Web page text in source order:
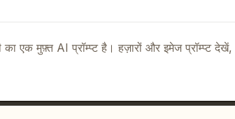
का एक मुफ़्त AI प्रॉम्प्ट है। हज़ारों और इमेज प्रॉम्प्ट